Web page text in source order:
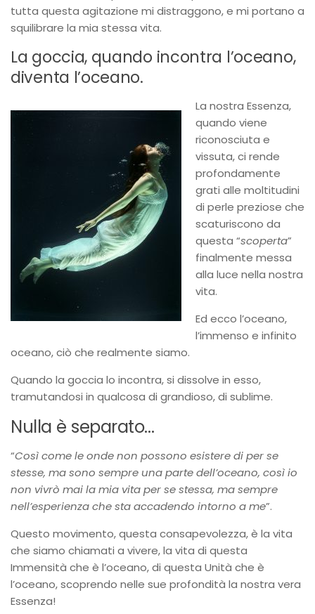
tutta questa agitazione mi distraggono, e mi portano a
squilibrare la mia stessa vita.
La goccia, quando incontra l’oceano,
diventa l’oceano.
La nostra Essenza,
quando viene
riconosciuta e
vissuta, ci rende
profondamente
grati alle moltitudini
di perle preziose che
scaturiscono da
questa “scoperta”
finalmente messa
alla luce nella nostra
vita.
Ed ecco l’oceano,
l’immenso e infinito
oceano, ciò che realmente siamo.
Quando la goccia lo incontra, si dissolve in esso,
tramutandosi in qualcosa di grandioso, di sublime.
Nulla è separato…
“Così come le onde non possono esistere di per se
stesse, ma sono sempre una parte dell’oceano, così io
non vivrò mai la mia vita per se stessa, ma sempre
nell’esperienza che sta accadendo intorno a me”.
Questo movimento, questa consapevolezza, è la vita
che siamo chiamati a vivere, la vita di questa
Immensità che è l’oceano, di questa Unità che è
l’oceano, scoprendo nelle sue profondità la nostra vera
Essenza!